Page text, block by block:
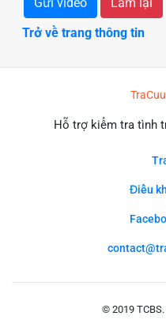
Trở về trang thông tin
Hỗ trợ kiểm tra tình
Điều
© 2019